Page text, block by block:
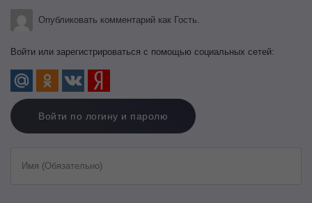
Опубликовать комментарий как Гость.
Войти или зарегистрироваться с помощью социальных сетей:
Войти по логину и паролю
Имя (Обязательно)